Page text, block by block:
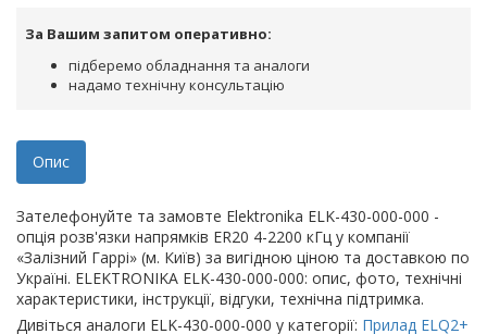
За Вашим запитом оперативно:
підберемо обладнання та аналоги
надамо технічну консультацію
Опис
Зателефонуйте та замовте Elektronika ELK-430-000-000 -
опція розв'язки напрямків ER20 4-2200 кГц у компанії
«Залізний Гаррі» (м. Київ) за вигідною ціною та доставкою по
Україні. ELEKTRONIKA ELK-430-000-000: опис, фото, технічні
характеристики, інструкції, відгуки, технічна підтримка.
Дивіться аналоги ELK-430-000-000 у категорії: Прилад ELQ2+